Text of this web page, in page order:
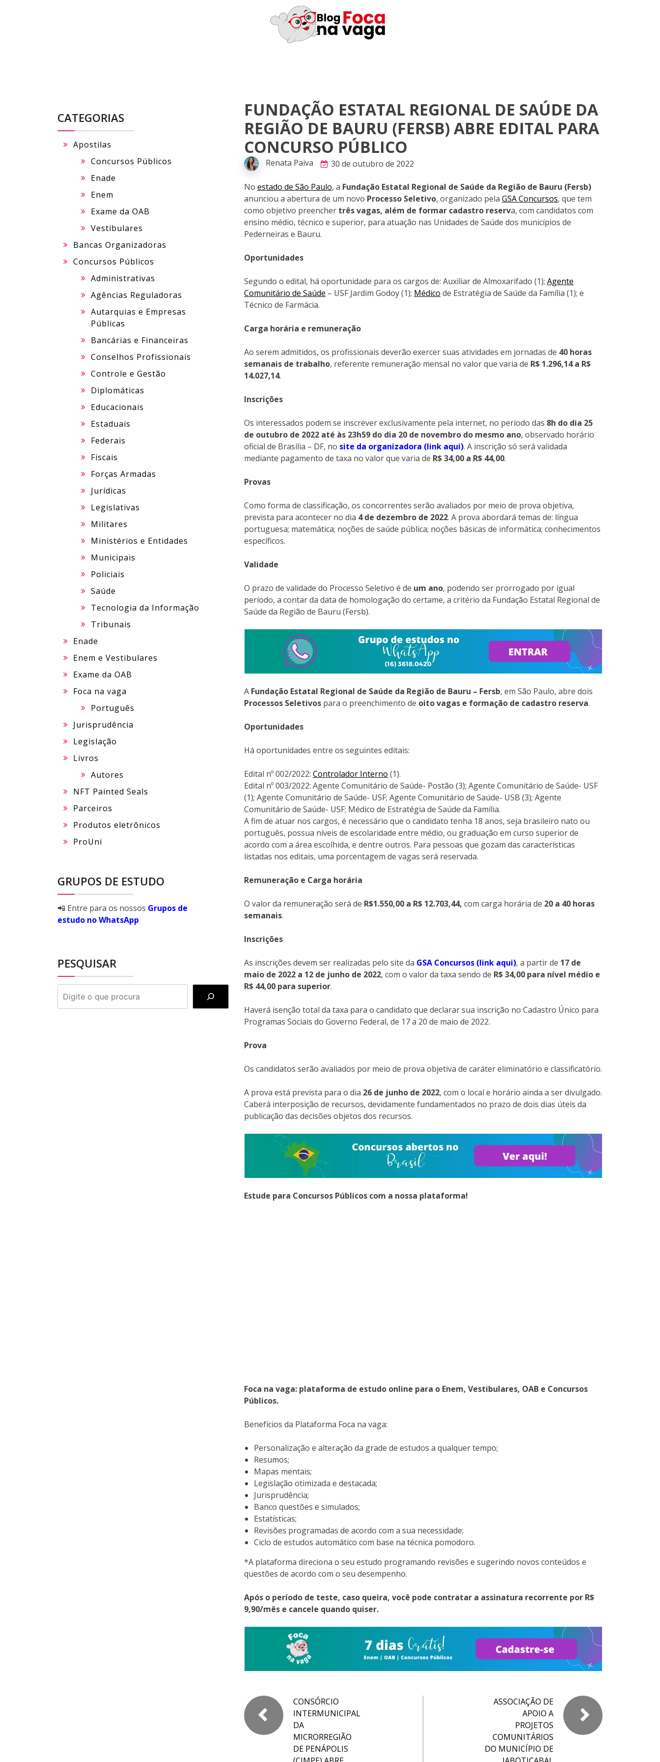
FUNDAÇÃO ESTATAL REGIONAL DE SAÚDE DA
REGIÃO DE BAURU (FERSB) ABRE EDITAL PARA
CONCURSO PÚBLICO
Renata Paiva 30 de outubro de 2022
No estado de São Paulo, a Fundação Estatal Regional de Saúde da Região de Bauru (Fersb)
anunciou a abertura de um novo Processo Seletivo, organizado pela GSA Concursos, que tem
como objetivo preencher três vagas, além de formar cadastro reserva, com candidatos com
ensino médio, técnico e superior, para atuação nas Unidades de Saúde dos municípios de
Pederneiras e Bauru.
Oportunidades
Segundo o edital, há oportunidade para os cargos de: Auxiliar de Almoxarifado (1); Agente
Comunitário de Saúde – USF Jardim Godoy (1); Médico de Estratégia de Saúde da Família (1); e
Técnico de Farmácia.
Carga horária e remuneração
Ao serem admitidos, os profissionais deverão exercer suas atividades em jornadas de 40 horas
semanais de trabalho, referente remuneração mensal no valor que varia de R$ 1.296,14 a R$
14.027,14.
Inscrições
Os interessados podem se inscrever exclusivamente pela internet, no período das 8h do dia 25
de outubro de 2022 até às 23h59 do dia 20 de novembro do mesmo ano, observado horário
oficial de Brasília – DF, no site da organizadora (link aqui). A inscrição só será validada
mediante pagamento de taxa no valor que varia de R$ 34,00 a R$ 44,00.
Provas
Como forma de classificação, os concorrentes serão avaliados por meio de prova objetiva,
prevista para acontecer no dia 4 de dezembro de 2022. A prova abordará temas de: língua
portuguesa; matemática; noções de saúde pública; noções básicas de informática; conhecimentos
específicos.
Validade
O prazo de validade do Processo Seletivo é de um ano, podendo ser prorrogado por igual
período, a contar da data de homologação do certame, a critério da Fundação Estatal Regional de
Saúde da Região de Bauru (Fersb).
A Fundação Estatal Regional de Saúde da Região de Bauru – Fersb, em São Paulo, abre dois
Processos Seletivos para o preenchimento de oito vagas e formação de cadastro reserva.
Oportunidades
Há oportunidades entre os seguintes editais:
Edital nº 002/2022: Controlador Interno (1).
Edital nº 003/2022: Agente Comunitário de Saúde- Postão (3); Agente Comunitário de Saúde- USF
(1); Agente Comunitário de Saúde- USF; Agente Comunitário de Saúde- USB (3); Agente
Comunitário de Saúde- USF; Médico de Estratégia de Saúde da Família.
A fim de atuar nos cargos, é necessário que o candidato tenha 18 anos, seja brasileiro nato ou
português, possua níveis de escolaridade entre médio, ou graduação em curso superior de
acordo com a área escolhida, e dentre outros. Para pessoas que gozam das características
listadas nos editais, uma porcentagem de vagas será reservada.
Remuneração e Carga horária
O valor da remuneração será de R$1.550,00 a R$ 12.703,44, com carga horária de 20 a 40 horas
semanais.
Inscrições
As inscrições devem ser realizadas pelo site da GSA Concursos (link aqui), a partir de 17 de
maio de 2022 a 12 de junho de 2022, com o valor da taxa sendo de R$ 34,00 para nível médio e
R$ 44,00 para superior.
Haverá isenção total da taxa para o candidato que declarar sua inscrição no Cadastro Único para
Programas Sociais do Governo Federal, de 17 a 20 de maio de 2022.
Prova
Os candidatos serão avaliados por meio de prova objetiva de caráter eliminatório e classificatório.
A prova está prevista para o dia 26 de junho de 2022, com o local e horário ainda a ser divulgado.
Caberá interposição de recursos, devidamente fundamentados no prazo de dois dias úteis da
publicação das decisões objetos dos recursos.
Estude para Concursos Públicos com a nossa plataforma!
Foca na vaga: plataforma de estudo online para o Enem, Vestibulares, OAB e Concursos
Públicos.
Benefícios da Plataforma Foca na vaga:
Personalização e alteração da grade de estudos a qualquer tempo;
Resumos;
Mapas mentais;
Legislação otimizada e destacada;
Jurisprudência;
Banco questões e simulados;
Estatísticas;
Revisões programadas de acordo com a sua necessidade;
Ciclo de estudos automático com base na técnica pomodoro.
*A plataforma direciona o seu estudo programando revisões e sugerindo novos conteúdos e
questões de acordo com o seu desempenho.
Após o período de teste, caso queira, você pode contratar a assinatura recorrente por R$
9,90/mês e cancele quando quiser.
CONSÓRCIO
INTERMUNICIPAL
DA
MICRORREGIÃO
DE PENÁPOLIS
ASSOCIAÇÃO DE
APOIO A
PROJETOS
COMUNITÁRIOS
DO MUNICÍPIO DE
CATEGORIAS
Apostilas
Concursos Públicos
Enade
Enem
Exame da OAB
Vestibulares
Bancas Organizadoras
Concursos Públicos
Administrativas
Agências Reguladoras
Autarquias e Empresas
Públicas
Bancárias e Financeiras
Conselhos Profissionais
Controle e Gestão
Diplomáticas
Educacionais
Estaduais
Federais
Fiscais
Forças Armadas
Jurídicas
Legislativas
Militares
Ministérios e Entidades
Municipais
Policiais
Saúde
Tecnologia da Informação
Tribunais
Enade
Enem e Vestibulares
Exame da OAB
Foca na vaga
Português
Jurisprudência
Legislação
Livros
Autores
NFT Painted Seals
Parceiros
Produtos eletrônicos
ProUni
GRUPOS DE ESTUDO
📲 Entre para os nossos Grupos de
estudo no WhatsApp
PESQUISAR
PESQUISAR